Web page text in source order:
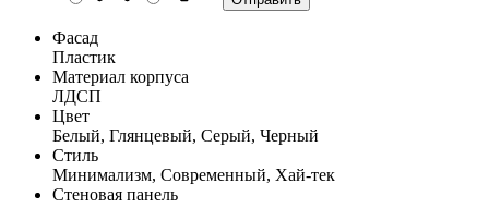
Фасад
Пластик
Материал корпуса
ЛДСП
Цвет
Белый, Глянцевый, Серый, Черный
Стиль
Минимализм, Современный, Хай-тек
Стеновая панель